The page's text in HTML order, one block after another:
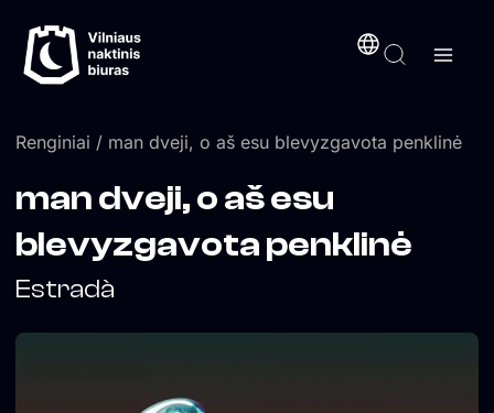
prie
turinio
Renginiai / man dveji, o aš esu blevyzgavota penklinė
man dveji, o aš esu
blevyzgavota penklinė
Estradà